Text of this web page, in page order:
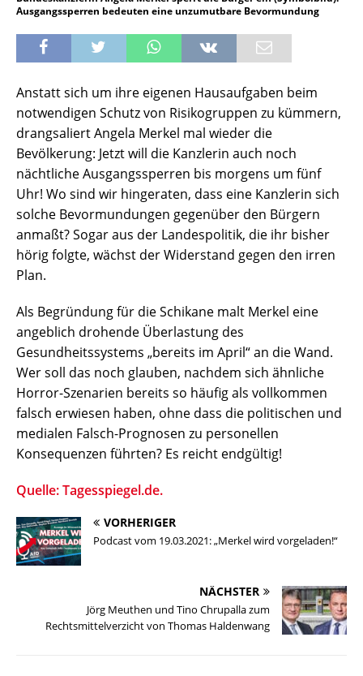
Ausgangssperren bedeuten eine unzumutbare Bevormundung
Anstatt sich um ihre eigenen Hausaufgaben beim
notwendigen Schutz von Risikogruppen zu kümmern,
drangsaliert Angela Merkel mal wieder die
Bevölkerung: Jetzt will die Kanzlerin auch noch
nächtliche Ausgangssperren bis morgens um fünf
Uhr! Wo sind wir hingeraten, dass eine Kanzlerin sich
solche Bevormundungen gegenüber den Bürgern
anmaßt? Sogar aus der Landespolitik, die ihr bisher
hörig folgte, wächst der Widerstand gegen den irren
Plan.
Als Begründung für die Schikane malt Merkel eine
angeblich drohende Überlastung des
Gesundheitssystems „bereits im April“ an die Wand.
Wer soll das noch glauben, nachdem sich ähnliche
Horror-Szenarien bereits so häufig als vollkommen
falsch erwiesen haben, ohne dass die politischen und
medialen Falsch-Prognosen zu personellen
Konsequenzen führten? Es reicht endgültig!
Quelle: Tagesspiegel.de.
VORHERIGER
Podcast vom 19.03.2021: „Merkel wird vorgeladen!“
NÄCHSTER
Jörg Meuthen und Tino Chrupalla zum
Rechtsmittelverzicht von Thomas Haldenwang